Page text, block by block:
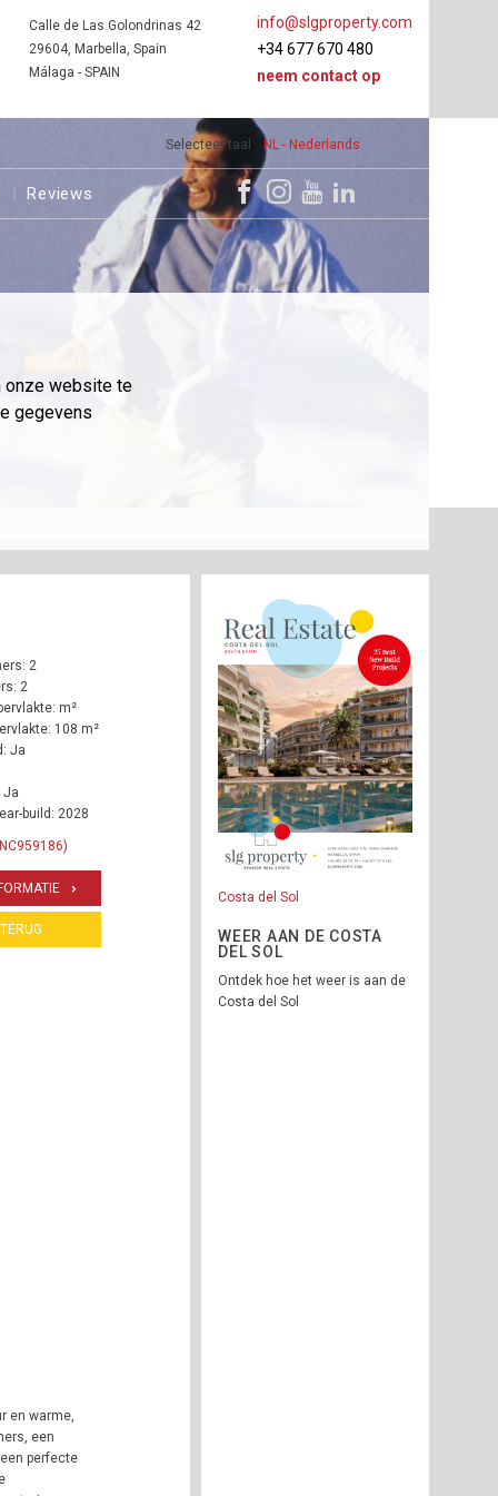
onze website te
gegevens
Selecteer taal NL - Nederlands
info@slgproperty.com
+34 677 670 480
neem contact op
Calle de Las Golondrinas 42
29604, Marbella, Spain
Málaga - SPAIN
Reviews
2
2
m²
108 m²
Ja
Ja
build: 2028
TERUG
en warme,
een
perfecte
Costa del Sol
WEER AAN DE COSTA
DEL SOL
Ontdek hoe het weer is aan de
Costa del Sol